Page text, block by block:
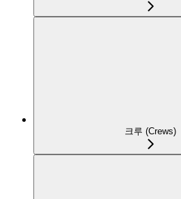
크루 (Crews)